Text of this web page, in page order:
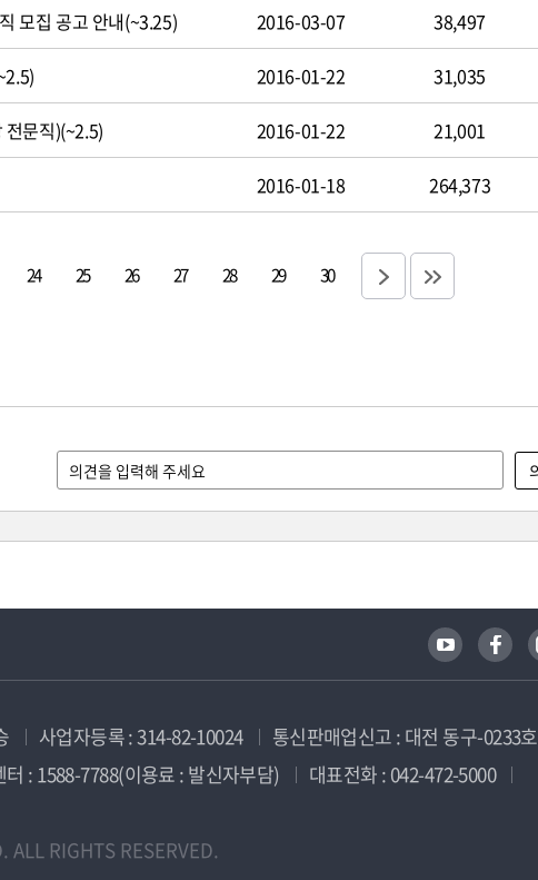
모집 공고 안내(~3.25) 2016-03-07 38,497
2016-01-22 31,035
문직)(~2.5) 2016-01-22 21,001
2016-01-18 264,373
24 25 26 27 28 29 30
사업자등록 : 314-82-10024
통신판매업신고 : 대전 동구-0233호
터 : 1588-7788(이용료 : 발신자부담)
대표전화 : 042-472-5000
RIGHTS RESERVED.